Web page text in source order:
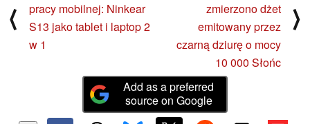
⟨
pracy mobilnej: Ninkear
S13 jako tablet i laptop 2
w 1
zmierzono dżet
emitowany przez
czarną dziurę o mocy
10 000 Słońc
⟩
Add as a preferred
source on Google